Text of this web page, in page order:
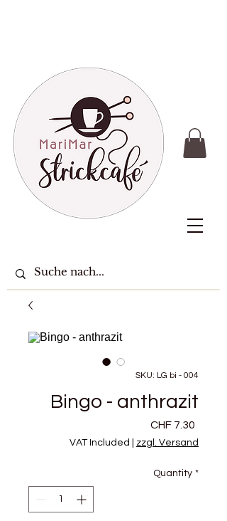
SKU: LG bi - 004
Bingo - anthrazit
CHF 7.30
VAT Included zzgl. Versand
Quantity *